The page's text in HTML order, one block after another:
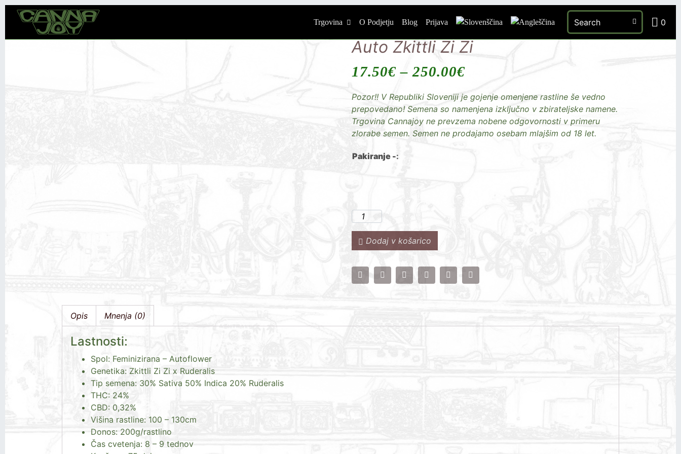
Trgovina O Podjetju Blog Prijava 0
Auto Zkittli Zi Zi
17.50€ – 250.00€
Pozor!! V Republiki Sloveniji je gojenje omenjene rastline še vedno
prepovedano! Semena so namenjena izključno v zbirateljske namene.
Trgovina Cannajoy ne prevzema nobene odgovornosti v primeru
zlorabe semen. Semen ne prodajamo osebam mlajšim od 18 let.
Pakiranje -:
Dodaj v košarico
Opis Mnenja (0)
Lastnosti:
Spol: Feminizirana – Autoflower
Genetika: Zkittli Zi Zi x Ruderalis
Tip semena: 30% Sativa 50% Indica 20% Ruderalis
THC: 24%
CBD: 0,32%
Višina rastline: 100 – 130cm
Donos: 200g/rastlino
Čas cvetenja: 8 – 9 tednov